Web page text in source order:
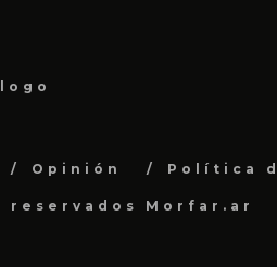
Opinión Política
reservados Morfar.ar